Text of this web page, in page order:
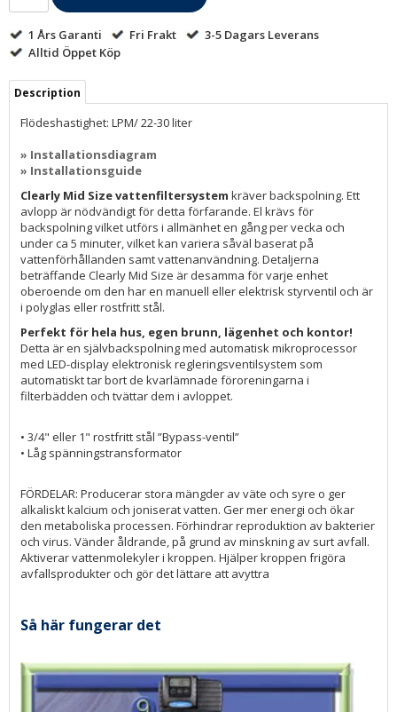
1 Års Garanti Fri Frakt
3-5 Dagars Leverans
Alltid Öppet Köp
Description
Flödeshastighet: LPM/ 22-30 liter
» Installationsdiagram
» Installationsguide
Clearly Mid Size vattenfiltersystem kräver backspolning. Ett
avlopp är nödvändigt för detta förfarande. El krävs för
backspolning vilket utförs i allmänhet en gång per vecka och
under ca 5 minuter, vilket kan variera såväl baserat på
vattenförhållanden samt vattenanvändning. Detaljerna
beträffande Clearly Mid Size är desamma för varje enhet
oberoende om den har en manuell eller elektrisk styrventil och är
i polyglas eller rostfritt stål.
Perfekt för hela hus, egen brunn, lägenhet och kontor!
Detta är en självbackspolning med automatisk mikroprocessor
med LED-display elektronisk regleringsventilsystem som
automatiskt tar bort de kvarlämnade föroreningarna i
filterbädden och tvättar dem i avloppet.
• 3/4" eller 1" rostfritt stål ”Bypass-ventil”
• Låg spänningstransformator
FÖRDELAR: Producerar stora mängder av väte och syre o ger
alkaliskt kalcium och joniserat vatten. Ger mer energi och ökar
den metaboliska processen. Förhindrar reproduktion av bakterier
och virus. Vänder åldrande, på grund av minskning av surt avfall.
Aktiverar vattenmolekyler i kroppen. Hjälper kroppen frigöra
avfallsprodukter och gör det lättare att avyttra
Så här fungerar det